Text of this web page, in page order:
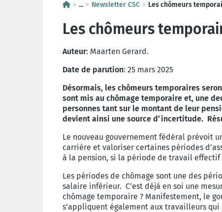
... Newsletter CSC Les chômeurs
Les chômeurs
Auteur: Maarten Gerard.
Date de parution: 25 mars 2025
Désormais, les chômeurs temporaires
sont mis au chômage temporaire et, une
personnes tant sur le montant de leur
devient ainsi une source d’incertitude.
Le nouveau gouvernement fédéral prévoit
carrière et valoriser certaines périodes
à la pension, si la période de travail effectif
Les périodes de chômage sont une des
salaire inférieur. C’est déjà en soi une
chômage temporaire ? Manifestement, le
s’appliquent également aux travailleurs